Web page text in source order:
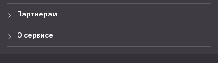
Партнерам
О сервисе